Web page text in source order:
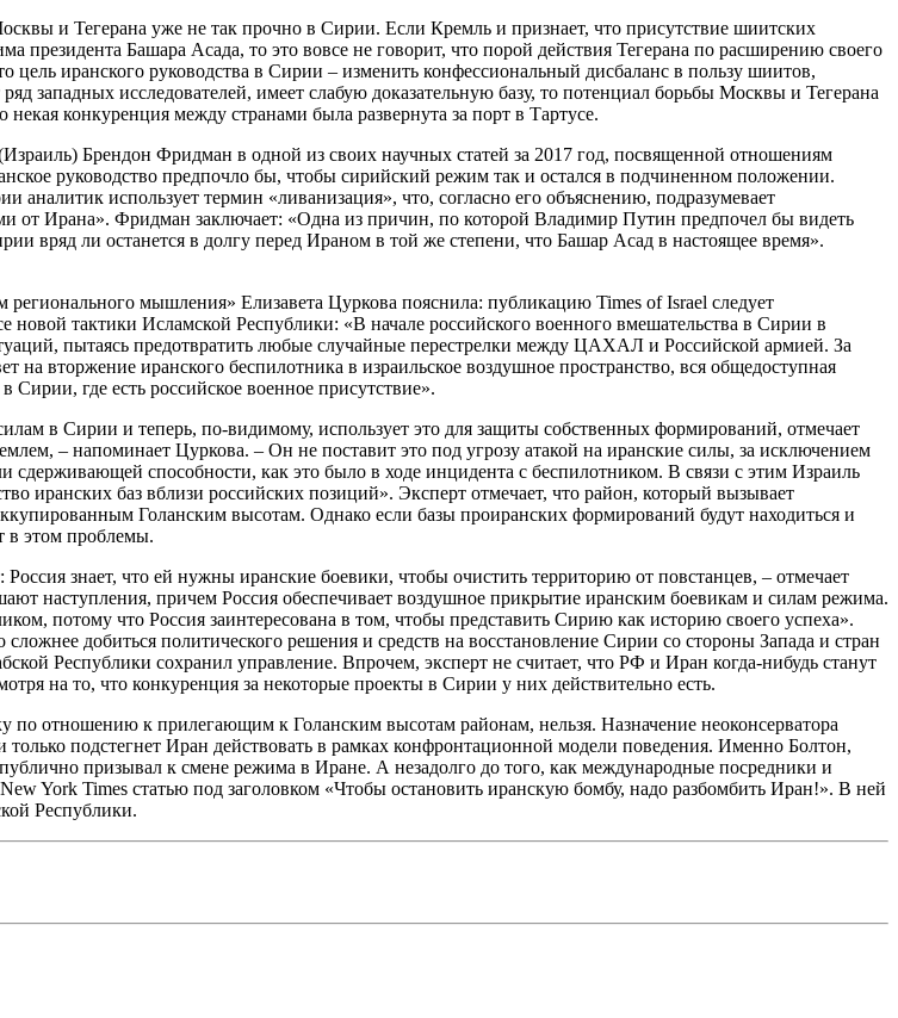
и Тегерана уже не так прочно в Сирии. Если Кремль и признает, что присутствие шиитских
Башара Асада, то это вовсе не говорит, что порой действия Тегерана по расширению своего
цель иранского руководства в Сирии – изменить конфессиональный дисбаланс в пользу шиитов,
западных исследователей, имеет слабую доказательную базу, то потенциал борьбы Москвы и Тегерана
конкуренция между странами была развернута за порт в Тартусе.
Брендон Фридман в одной из своих научных статей за 2017 год, посвященной отношениям
руководство предпочло бы, чтобы сирийский режим так и остался в подчиненном положении.
использует термин «ливанизация», что, согласно его объяснению, подразумевает
от Ирана». Фридман заключает: «Одна из причин, по которой Владимир Путин предпочел бы видеть
вряд ли останется в долгу перед Ираном в той же степени, что Башар Асад в настоящее время».
мышления» Елизавета Цуркова пояснила: публикацию Times of Israel следует
новой тактики Исламской Республики: «В начале российского военного вмешательства в Сирии в
пытаясь предотвратить любые случайные перестрелки между ЦАХАЛ и Российской армией. За
вторжение иранского беспилотника в израильское воздушное пространство, вся общедоступная
где есть российское военное присутствие».
в Сирии и теперь, по-видимому, использует это для защиты собственных формирований, отмечает
– напоминает Цуркова. – Он не поставит это под угрозу атакой на иранские силы, за исключением
сдерживающей способности, как это было в ходе инцидента с беспилотником. В связи с этим Израиль
иранских баз вблизи российских позиций». Эксперт отмечает, что район, который вызывает
Голанским высотам. Однако если базы проиранских формирований будут находиться и
в этом проблемы.
знает, что ей нужны иранские боевики, чтобы очистить территорию от повстанцев, – отмечает
наступления, причем Россия обеспечивает воздушное прикрытие иранским боевикам и силам режима.
потому что Россия заинтересована в том, чтобы представить Сирию как историю своего успеха».
добиться политического решения и средств на восстановление Сирии со стороны Запада и стран
Республики сохранил управление. Впрочем, эксперт не считает, что РФ и Иран когда-нибудь станут
на то, что конкуренция за некоторые проекты в Сирии у них действительно есть.
отношению к прилегающим к Голанским высотам районам, нельзя. Назначение неоконсерватора
подстегнет Иран действовать в рамках конфронтационной модели поведения. Именно Болтон,
призывал к смене режима в Иране. А незадолго до того, как международные посредники и
York Times статью под заголовком «Чтобы остановить иранскую бомбу, надо разбомбить Иран!». В ней
Республики.